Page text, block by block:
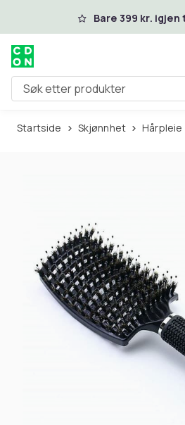
Hopp til hovedinnhold
Bare 399 kr.
Søk etter produkter
Startside Skjønnhet Hårpleie